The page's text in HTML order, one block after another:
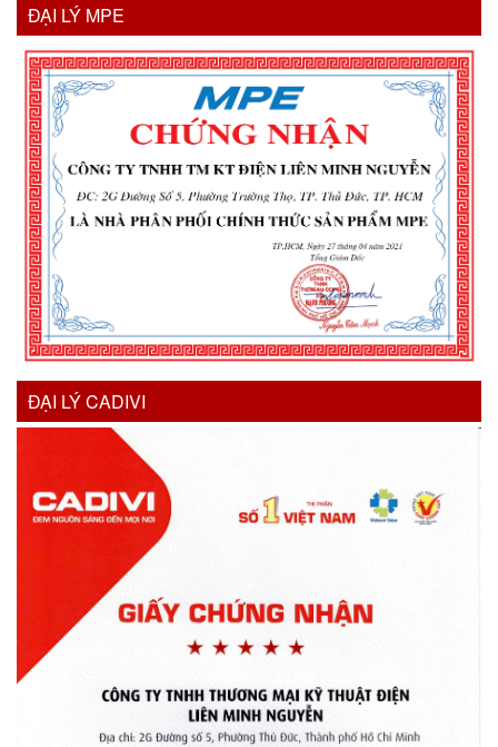
ĐẠI LÝ MPE
ĐẠI LÝ CADIVI